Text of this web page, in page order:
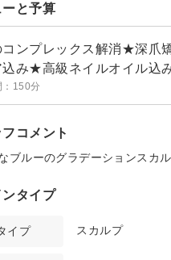
ーと予算
コンプレックス解消★深爪
込み★高級ネイルオイル込
：150分
コメント
ブルーのグラデーションスカ
ンタイプ
イプ スカルプ